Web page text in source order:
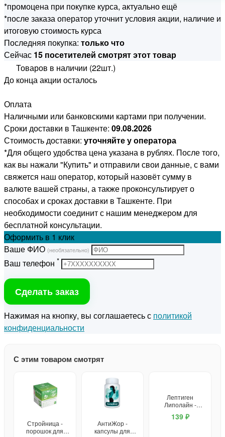
*промоцена при покупке курса, актуально ещё
*после заказа оператор уточнит условия акции, наличие и
итоговую стоимость курса
Последняя покупка: только что
Сейчас 15 посетителей смотрят этот товар
Товаров в наличии (22шт.)
До конца акции осталось
Оплата
Наличными или банковскими картами при получении.
Сроки доставки в Ташкенте: 09.08.2026
Стоимость доставки: уточняйте у оператора
*Для общего удобства цена указана в рублях. После того,
как вы нажали "Купить" и отправили свои данные, с вами
свяжется наш оператор, который назовёт сумму в
валюте вашей страны, а также проконсультирует о
способах и сроках доставки в Ташкенте. При
необходимости соединит с нашим менеджером для
бесплатной консультации.
Оформить в 1 клик
Ваше ФИО (необязательно)
Ваш телефон *
Сделать заказ
Нажимая на кнопку, вы соглашаетесь с политикой
конфиденциальности
С этим товаром смотрят
Стройница -
порошок для
АнтиЖор -
капсулы для
Лептиген
Липолайн -
капсулы для
похудения
139 ₽